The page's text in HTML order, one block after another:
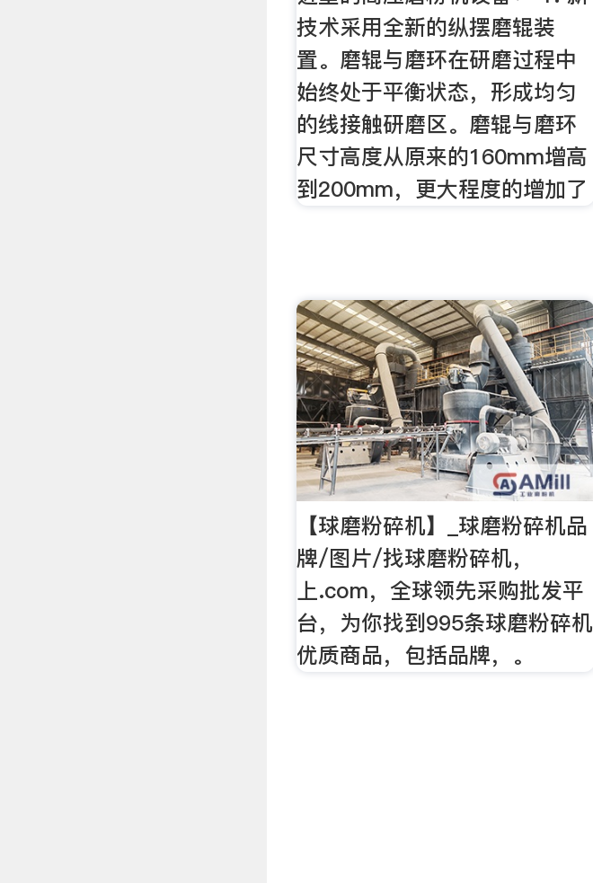
技术采用全新的纵摆磨辊装
置。磨辊与磨环在研磨过程中
始终处于平衡状态，形成均匀
的线接触研磨区。磨辊与磨环
尺寸高度从原来的160mm增高
到200mm，更大程度的增加了
【球磨粉碎机】_球磨粉碎机品
牌/图片/找球磨粉碎机，
上.com，全球领先采购批发平
台，为你找到995条球磨粉碎机
优质商品，包括品牌，。